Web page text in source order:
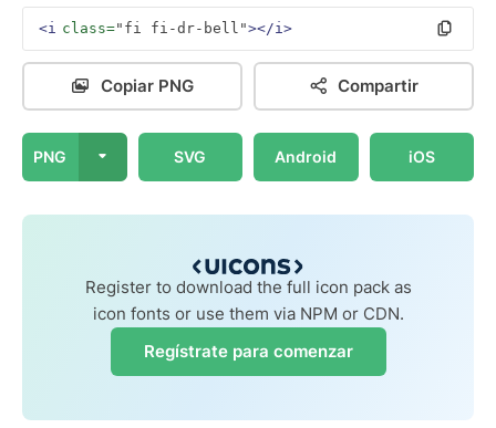
<i class="fi fi-dr-bell"></i>
Copiar PNG Compartir
PNG SVG Android iOS
Register to download the full icon pack as
icon fonts or use them via NPM or CDN.
Regístrate para comenzar